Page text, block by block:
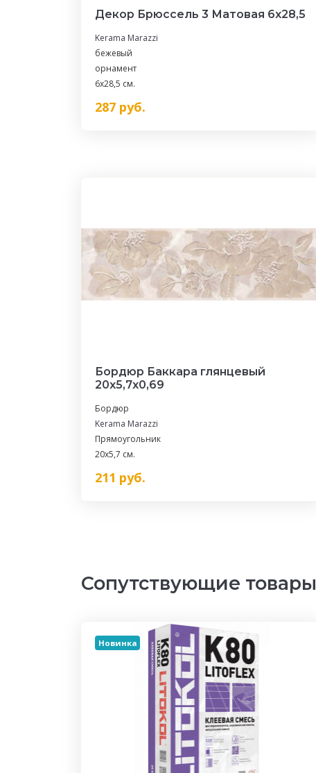
Декор Брюссель 3 Матовая 6х28,5
Kerama Marazzi
бежевый
орнамент
6x28,5 см.
287 руб.
Бордюр Баккара глянцевый
20x5,7x0,69
Бордюр
Kerama Marazzi
Прямоугольник
20x5,7 см.
211 руб.
Сопутствующие товары
Новинка